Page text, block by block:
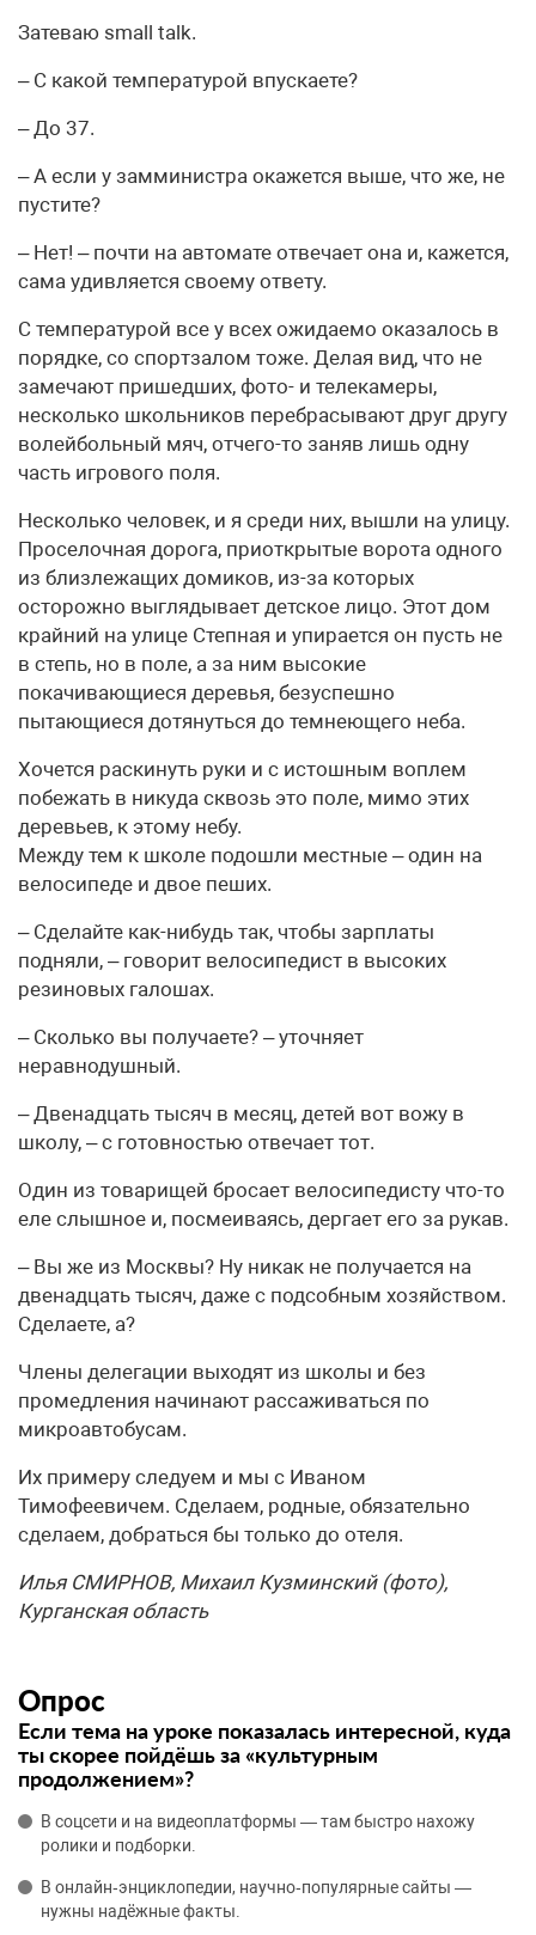
Затеваю small talk.
– С какой температурой впускаете?
– До 37.
– А если у замминистра окажется выше, что же, не
пустите?
– Нет! – почти на автомате отвечает она и, кажется,
сама удивляется своему ответу.
С температурой все у всех ожидаемо оказалось в
порядке, со спортзалом тоже. Делая вид, что не
замечают пришедших, фото- и телекамеры,
несколько школьников перебрасывают друг другу
волейбольный мяч, отчего-то заняв лишь одну
часть игрового поля.
Несколько человек, и я среди них, вышли на улицу.
Проселочная дорога, приоткрытые ворота одного
из близлежащих домиков, из-за которых
осторожно выглядывает детское лицо. Этот дом
крайний на улице Степная и упирается он пусть не
в степь, но в поле, а за ним высокие
покачивающиеся деревья, безуспешно
пытающиеся дотянуться до темнеющего неба.
Хочется раскинуть руки и с истошным воплем
побежать в никуда сквозь это поле, мимо этих
деревьев, к этому небу.
Между тем к школе подошли местные – один на
велосипеде и двое пеших.
– Сделайте как-нибудь так, чтобы зарплаты
подняли, – говорит велосипедист в высоких
резиновых галошах.
– Сколько вы получаете? – уточняет
неравнодушный.
– Двенадцать тысяч в месяц, детей вот вожу в
школу, – с готовностью отвечает тот.
Один из товарищей бросает велосипедисту что-то
еле слышное и, посмеиваясь, дергает его за рукав.
– Вы же из Москвы? Ну никак не получается на
двенадцать тысяч, даже с подсобным хозяйством.
Сделаете, а?
Члены делегации выходят из школы и без
промедления начинают рассаживаться по
микроавтобусам.
Их примеру следуем и мы с Иваном
Тимофеевичем. Сделаем, родные, обязательно
сделаем, добраться бы только до отеля.
Илья СМИРНОВ, Михаил Кузминский (фото),
Курганская область
Опрос
Если тема на уроке показалась интересной, куда
ты скорее пойдёшь за «культурным
продолжением»?
В соцсети и на видеоплатформы — там быстро нахожу
ролики и подборки.
В онлайн‑энциклопедии, научно‑популярные сайты —
нужны надёжные факты.